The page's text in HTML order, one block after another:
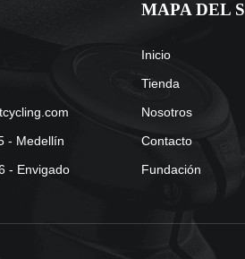
- Medellín
- Envigado
MAPA DEL
Inicio
Tienda
Nosotros
Contacto
Fundación